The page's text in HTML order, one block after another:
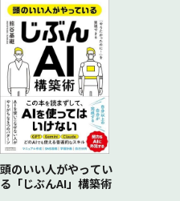
頭のいい人がやってい
る「じぶんAI」構築術